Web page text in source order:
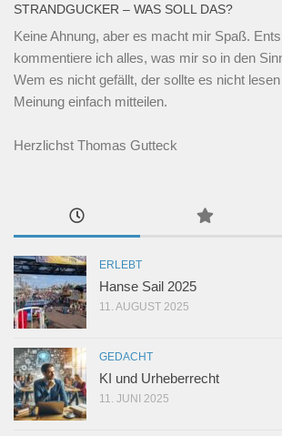
STRANDGUCKER – WAS SOLL DAS?
Keine Ahnung, aber es macht mir Spaß.
kommentiere ich alles, was mir so in den
Wem es nicht gefällt, der sollte es nicht
Meinung einfach mitteilen.
Herzlichst Thomas Gutteck
ERLEBT
Hanse Sail 2025
11. AUGUST 2025
GEDACHT
KI und Urheberrecht
11. JUNI 2025